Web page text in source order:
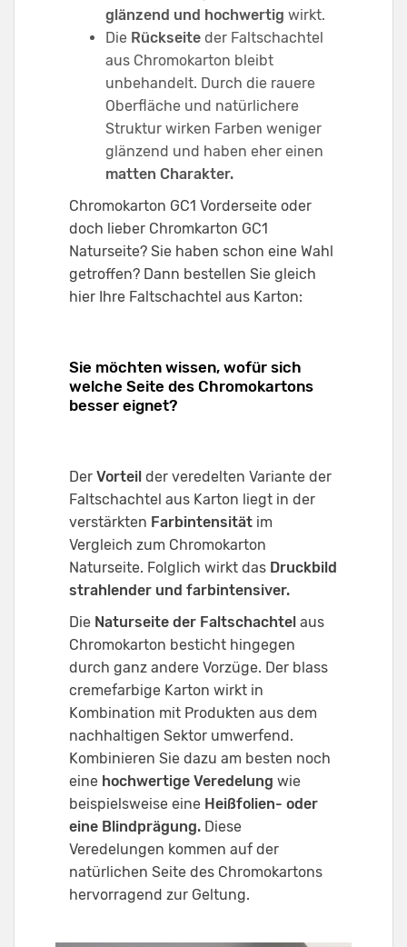
glänzend und hochwertig wirkt.
Die Rückseite der Faltschachtel
aus Chromokarton bleibt
unbehandelt. Durch die rauere
Oberfläche und natürlichere
Struktur wirken Farben weniger
glänzend und haben eher einen
matten Charakter.
Chromokarton GC1 Vorderseite oder
doch lieber Chromkarton GC1
Naturseite? Sie haben schon eine Wahl
getroffen? Dann bestellen Sie gleich
hier Ihre Faltschachtel aus Karton:
Sie möchten wissen, wofür sich
welche Seite des Chromokartons
besser eignet?
Der Vorteil der veredelten Variante der
Faltschachtel aus Karton liegt in der
verstärkten Farbintensität im
Vergleich zum Chromokarton
Naturseite. Folglich wirkt das Druckbild
strahlender und farbintensiver.
Die Naturseite der Faltschachtel aus
Chromokarton besticht hingegen
durch ganz andere Vorzüge. Der blass
cremefarbige Karton wirkt in
Kombination mit Produkten aus dem
nachhaltigen Sektor umwerfend.
Kombinieren Sie dazu am besten noch
eine hochwertige Veredelung wie
beispielsweise eine Heißfolien- oder
eine Blindprägung. Diese
Veredelungen kommen auf der
natürlichen Seite des Chromokartons
hervorragend zur Geltung.